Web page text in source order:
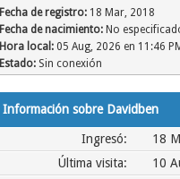
Fecha de registro: 18 Mar, 2018
Fecha de nacimiento: No
Hora local: 05 Aug, 2026 en 11:46
Estado: Sin conexión
Información sobre Davidben
Ingresó:
18
Última visita:
10